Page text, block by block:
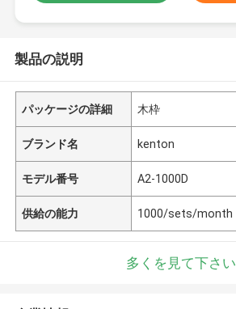
製品の説明
パッケージの詳細 木枠
ブランド名 kenton
モデル番号 A2-1000D
供給の能力 1000/sets/month
多くを見て下さい